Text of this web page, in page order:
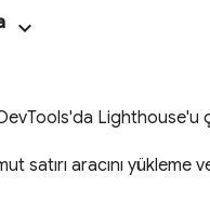
Lighthouse'u
satırı aracını yükleme